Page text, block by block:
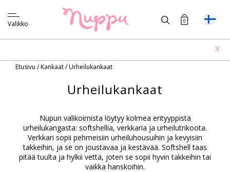
Valikko 0
X
Etusivu /Kankaat/Urheilukankaat
Urheilukankaat
Nupun valikoimista löytyy kolmea erityyppistä
urheilukangasta: softshellia, verkkaria ja urheilutrikoota.
Verkkari sopii pehmeisiin urheiluhousuihin ja kevyisiin
takkeihin, ja se on joustavaa ja kestävää. Softshell taas
pitää tuulta ja hylkii vettä, joten se sopii hyvin takkeihin tai
vaikka hanskoihin.